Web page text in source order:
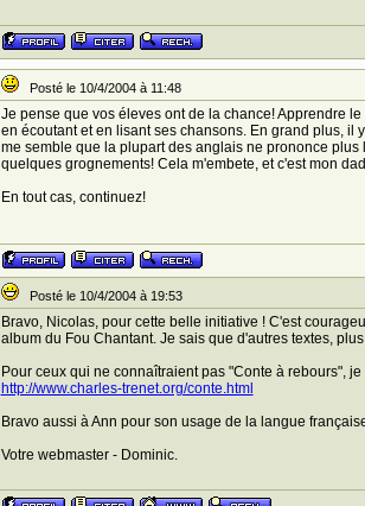
Posté le 10/4/2004 à 11:48
Je pense que vos éleves ont de la chance! Apprendre
en écoutant et en lisant ses chansons. En grand plus, il
me semble que la plupart des anglais ne prononce
quelques grognements! Cela m'embete, et c'est mon
En tout cas, continuez!
Posté le 10/4/2004 à 19:53
Bravo, Nicolas, pour cette belle initiative ! C'est
album du Fou Chantant. Je sais que d'autres textes,
Pour ceux qui ne connaîtraient pas "Conte à rebours",
http://www.charles-trenet.org/conte.html
Bravo aussi à Ann pour son usage de la langue
Votre webmaster - Dominic.